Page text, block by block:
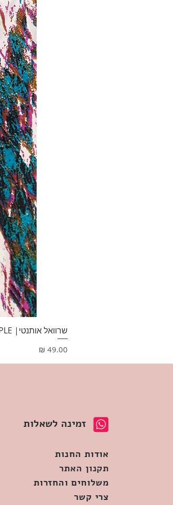
שרוואל אותנטי| M\L | PURPLE
מחיר
זמינה לשאלות
אודות החנות
תקנון האתר
משלוחים והחזרות
צרי קשר